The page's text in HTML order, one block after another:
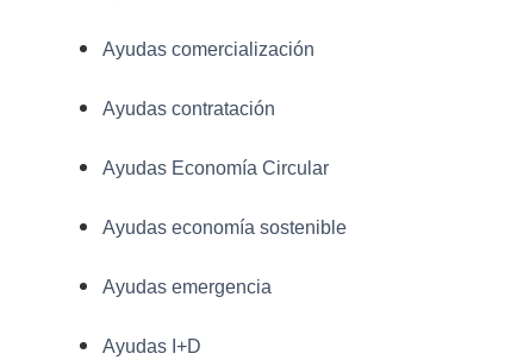
Ayudas comercialización
Ayudas contratación
Ayudas Economía Circular
Ayudas economía sostenible
Ayudas emergencia
Ayudas I+D